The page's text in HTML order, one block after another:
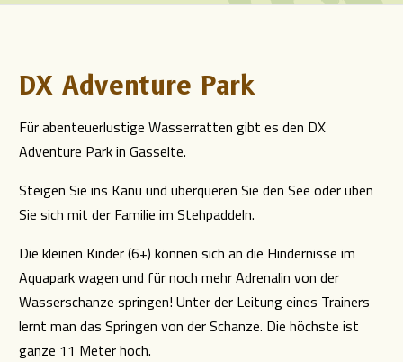
DX Adventure Park
Für abenteuerlustige Wasserratten gibt es den DX
Adventure Park in Gasselte.
Steigen Sie ins Kanu und überqueren Sie den See oder üben
Sie sich mit der Familie im Stehpaddeln.
Die kleinen Kinder (6+) können sich an die Hindernisse im
Aquapark wagen und für noch mehr Adrenalin von der
Wasserschanze springen! Unter der Leitung eines Trainers
lernt man das Springen von der Schanze. Die höchste ist
ganze 11 Meter hoch.